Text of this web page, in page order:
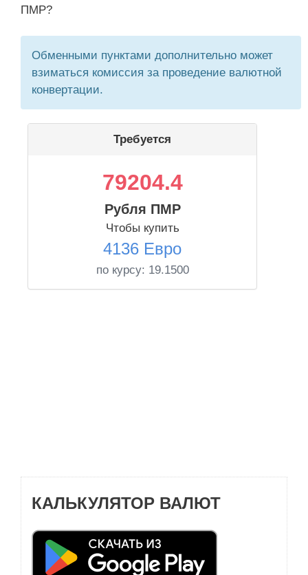
ПМР?
Обменными пунктами дополнительно может
взиматься комиссия за проведение валютной
конвертации.
Требуется
79204.4
Рубля ПМР
Чтобы купить
4136 Евро
по курсу: 19.1500
КАЛЬКУЛЯТОР ВАЛЮТ